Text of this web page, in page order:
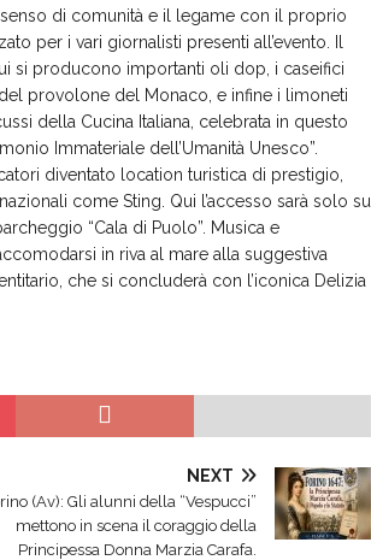
di comunità e il legame con il proprio
per i vari giornalisti presenti all’evento. Il
si producono importanti oli dop, i caseifici
provolone del Monaco, e infine i limoneti
della Cucina Italiana, celebrata in questo
Immateriale dell’Umanità Unesco”.
diventato location turistica di prestigio,
come Sting. Qui l’accesso sarà solo su
“Cala di Puolo”. Musica e
in riva al mare alla suggestiva
che si concluderà con l’iconica Delizia
NEXT
(Av): Gli alunni della “Vespucci”
mettono in scena il coraggio della
Principessa Donna Marzia Carafa.